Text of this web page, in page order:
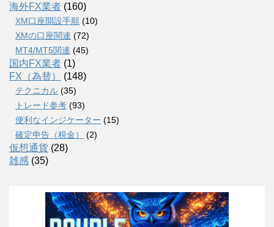
海外FX業者 (160)
XM口座開設手順 (10)
XMの口座関連 (72)
MT4/MT5関連 (45)
国内FX業者 (1)
FX（為替）
(148)
テクニカル (35)
トレード参考 (93)
便利なインジケーター (15)
確定申告（税金）
(2)
仮想通貨 (28)
雑感 (35)